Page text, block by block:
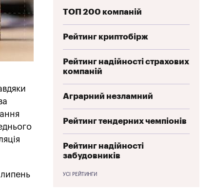
ТОП 200 компаній
Рейтинг криптобірж
Рейтинг надійності страхових
компаній
Аграрний незламний
Рейтинг тендерних чемпіонів
Рейтинг надійності
забудовників
УСІ РЕЙТИНГИ